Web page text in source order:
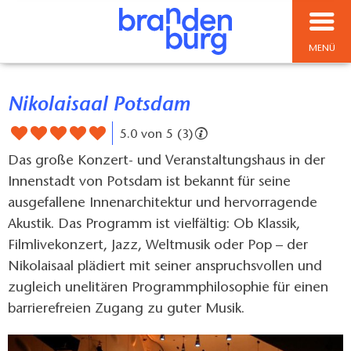
MENÜ
Nikolaisaal Potsdam
5.0 von 5 (3)
Das große Konzert- und Veranstaltungshaus in der
Innenstadt von Potsdam ist bekannt für seine
ausgefallene Innenarchitektur und hervorragende
Akustik. Das Programm ist vielfältig: Ob Klassik,
Filmlivekonzert, Jazz, Weltmusik oder Pop – der
Nikolaisaal plädiert mit seiner anspruchsvollen und
zugleich unelitären Programmphilosophie für einen
barrierefreien Zugang zu guter Musik.